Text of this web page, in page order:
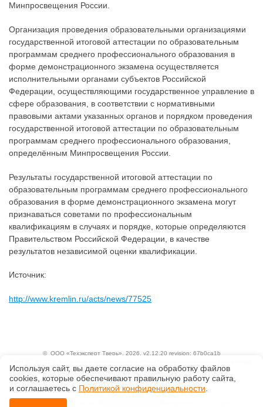
Минпросвещения России.
Организация проведения образовательными организациями
государственной итоговой аттестации по образовательным
программам среднего профессионального образования в
форме демонстрационного экзамена осуществляется
исполнительными органами субъектов Российской
Федерации, осуществляющими государственное управление в
сфере образования, в соответствии с нормативными
правовыми актами указанных органов и порядком проведения
государственной итоговой аттестации по образовательным
программам среднего профессионального образования,
определённым Минпросвещения России.
Результаты государственной итоговой аттестации по
образовательным программам среднего профессионального
образования в форме демонстрационного экзамена могут
признаваться советами по профессиональным
квалификациям в случаях и порядке, которые определяются
Правительством Российской Федерации, в качестве
результатов независимой оценки квалификации.
Источник:
http://www.kremlin.ru/acts/news/77525
© ООО «Техэксперт Тверь» , 2026, v2.12.20 revision: 67b0ca1b
1.01, 3.01
Ценовая политика
Технологии
Используя сайт, вы даете согласие на обработку файлов
сооkiеs, которые обеспечивают правильную работу сайта,
и соглашаетесь с Политикой конфиденциальности.